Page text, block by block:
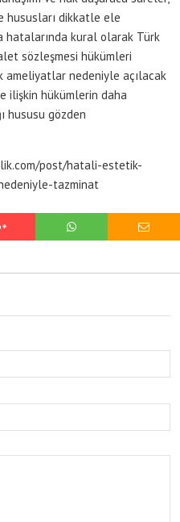
hususları dikkatle ele
hatalarında kural olarak Türk
sözleşmesi hükümleri
ameliyatlar nedeniyle açılacak
ilişkin hükümlerin daha
hususu gözden
post/hatali-estetik-
tazminat